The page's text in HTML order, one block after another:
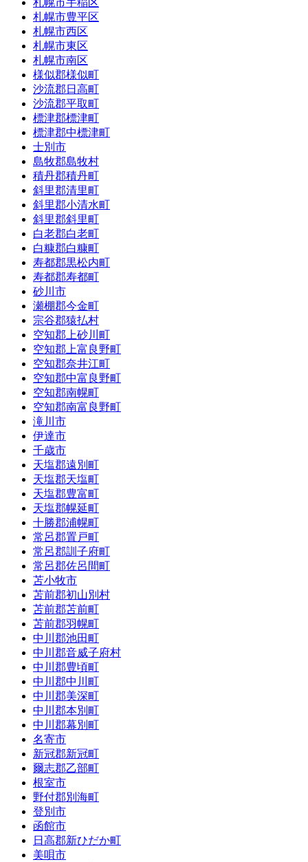
札幌市手稲区
札幌市豊平区
札幌市西区
札幌市東区
札幌市南区
様似郡様似町
沙流郡日高町
沙流郡平取町
標津郡標津町
標津郡中標津町
士別市
島牧郡島牧村
積丹郡積丹町
斜里郡清里町
斜里郡小清水町
斜里郡斜里町
白老郡白老町
白糠郡白糠町
寿都郡黒松内町
寿都郡寿都町
砂川市
瀬棚郡今金町
宗谷郡猿払村
空知郡上砂川町
空知郡上富良野町
空知郡奈井江町
空知郡中富良野町
空知郡南幌町
空知郡南富良野町
滝川市
伊達市
千歳市
天塩郡遠別町
天塩郡天塩町
天塩郡豊富町
天塩郡幌延町
十勝郡浦幌町
常呂郡置戸町
常呂郡訓子府町
常呂郡佐呂間町
苫小牧市
苫前郡初山別村
苫前郡苫前町
苫前郡羽幌町
中川郡池田町
中川郡音威子府村
中川郡豊頃町
中川郡中川町
中川郡美深町
中川郡本別町
中川郡幕別町
名寄市
新冠郡新冠町
爾志郡乙部町
根室市
野付郡別海町
登別市
函館市
日高郡新ひだか町
美唄市